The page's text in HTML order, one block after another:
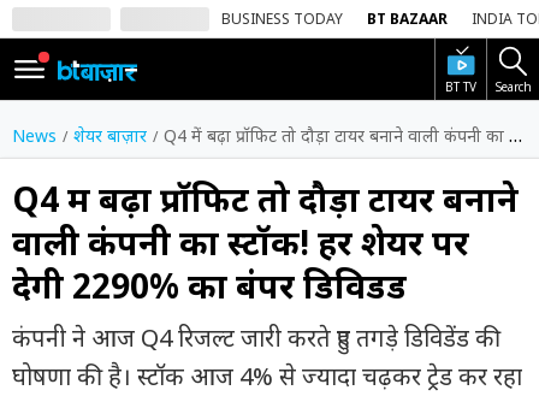
BUSINESS TODAY BT BAZAAR INDIA
BT TV Search
SIGN
IN
Dark
Mode
होम
शेयर
बाज़ार
वीडियो
News शेयर बाज़ार Q4 में बढ़ा प्रॉफिट तो दौड़ा टायर बनाने वाली कंपनी का स्टॉक! हर शेयर पर देगी 2290% का बंपर डिविडेंड
Q4 में बढ़ा प्रॉफिट तो दौड़ा टायर बनाने
वाली कंपनी का स्टॉक! हर शेयर पर
देगी 2290% का बंपर डिविडेंड
कंपनी ने आज Q4 रिजल्ट जारी करते हुए तगड़े डिविडेंड की
घोषणा की है। स्टॉक आज 4% से ज्यादा चढ़कर ट्रेड कर रहा